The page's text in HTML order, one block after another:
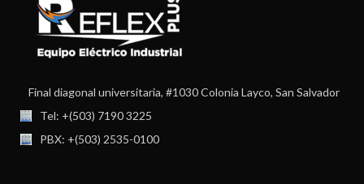
Final diagonal universitaria, #1030 Colonia Layco, San Salvador
Tel: +(503) 7190 3225
PBX: +(503) 2535-0100